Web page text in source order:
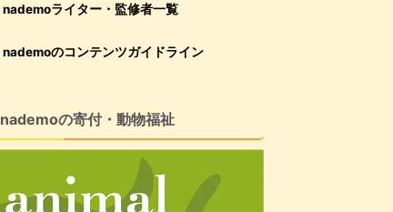
nademoライター・監修者一覧
nademoのコンテンツガイドライン
nademoの寄付・動物福祉